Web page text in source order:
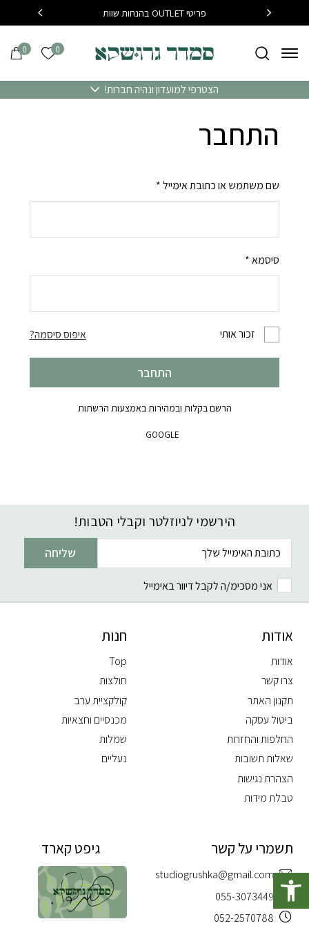
פתח סרגל נגישות
Skip to Content פריטי OUTLET בהנחות שוות
0 הרשימה
0
הצטרפי למועדון ונהיה חברות!
התחבר
שם משתמש או כתובת אימייל*
סיסמא*
זכור אותי איפוס סיסמה?
התחבר
הרשם בקלות ובמהירות באמצעות הרשתות
GOOGLE
הירשמי לניוזלטר וקבלי הטבות!
שליחה
אני מסכימ/ה לקבל דיוור באימייל
אודות
אודות
צרו קשר
תקנון האתר
ביטול עסקה
החלפות והחזרות
שאלות תשובות
הצהרת נגישות
טבלת מידות
חנות
Top
חולצות
קולקציית ערב
מכנסיים וחצאיות
שמלות
נעליים
תשמרי על קשר
studiogrushka@gmail.com
055-3073449
052-2570788
גיפט קארד
בחזרה למעלה